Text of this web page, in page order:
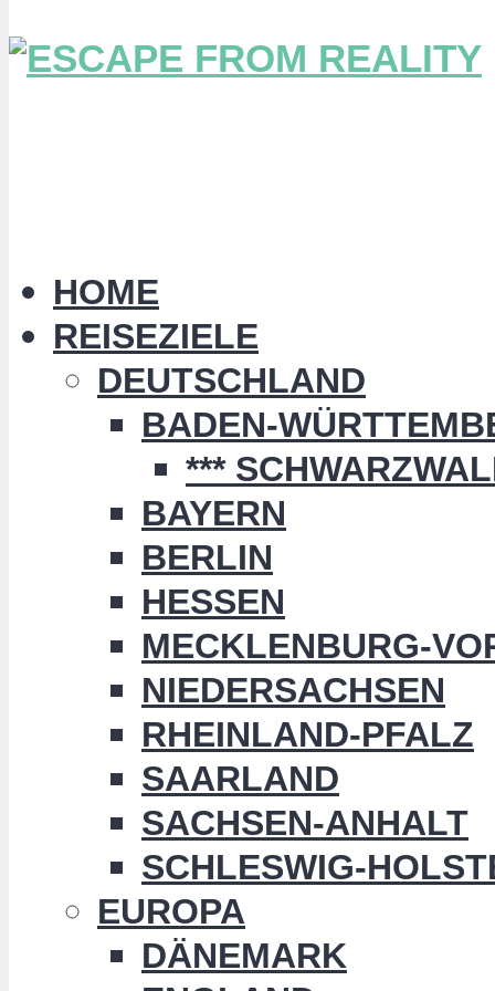
HOME
REISEZIELE
DEUTSCHLAND
BADEN-
***
BAYERN
BERLIN
HESSEN
MECKLENBURG-
NIEDERSACHSEN
RHEINLAND-PFALZ
SAARLAND
SACHSEN-ANHALT
SCHLESWIG-
EUROPA
DÄNEMARK